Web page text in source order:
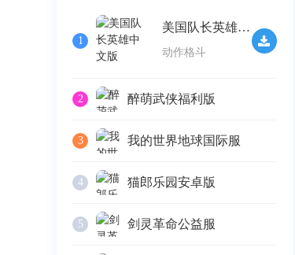
1
美国队长英雄中文版
动作格斗
2 醉萌武侠福利版
3 我的世界地球国际服
4 猫郎乐园安卓版
5 剑灵革命公益服